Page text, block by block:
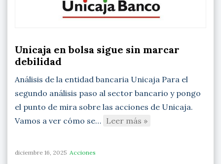
Unicaja en bolsa sigue sin marcar
debilidad
Análisis de la entidad bancaria Unicaja Para el
segundo análisis paso al sector bancario y pongo
el punto de mira sobre las acciones de Unicaja.
Vamos a ver cómo se… Leer más »
diciembre 16, 2025 Acciones